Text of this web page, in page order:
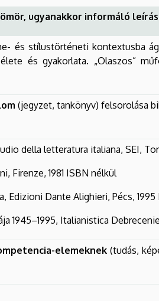
ugyanakkor informáló
és stílustörténeti kontextusba
és gyakorlata. „Olaszos”
(jegyzet, tankönyv) felsorolása
della letteratura italiana, SEI,
Firenze, 1981 ISBN nélkül
Edizioni Dante Alighieri, Pécs,
1945–1995, Italianistica
elemeknek (tudás,